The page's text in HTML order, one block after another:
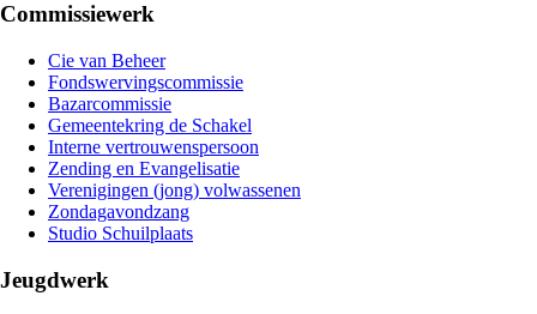
Commissiewerk
Cie van Beheer
Fondswervingscommissie
Bazarcommissie
Gemeentekring de Schakel
Interne vertrouwenspersoon
Zending en Evangelisatie
Verenigingen (jong) volwassenen
Zondagavondzang
Studio Schuilplaats
Jeugdwerk